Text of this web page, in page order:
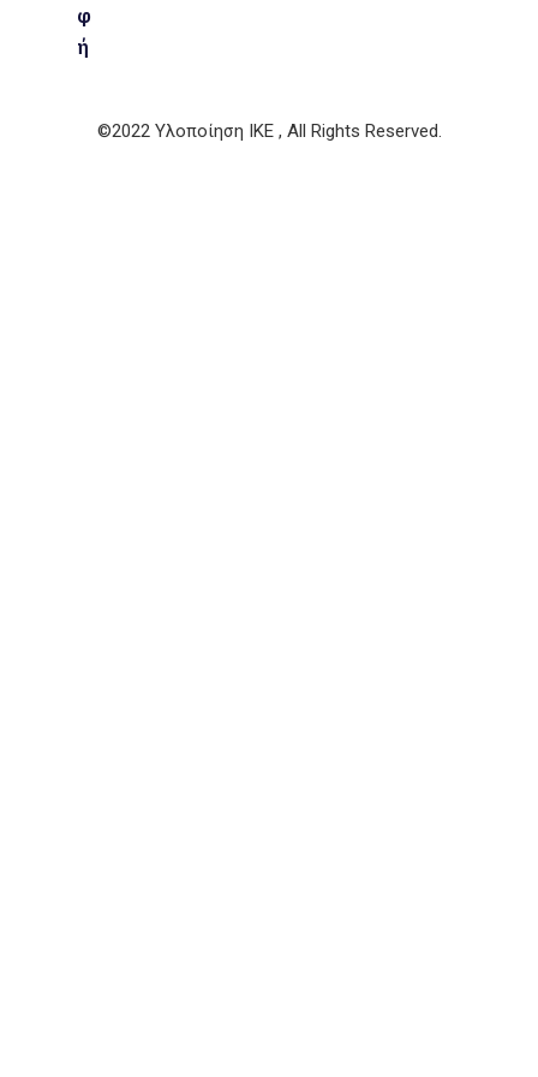
φ
ή
©2022 Υλοποίηση ΙΚΕ , All Rights Reserved.